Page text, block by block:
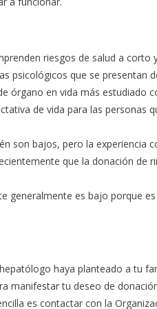
riesgos de salud a corto
psicológicos que se presentan
órgano en vida más estudiado
de vida para las personas
son bajos, pero la experiencia
que la donación de
generalmente es bajo porque
haya planteado a tu
manifestar tu deseo de
es contactar con la